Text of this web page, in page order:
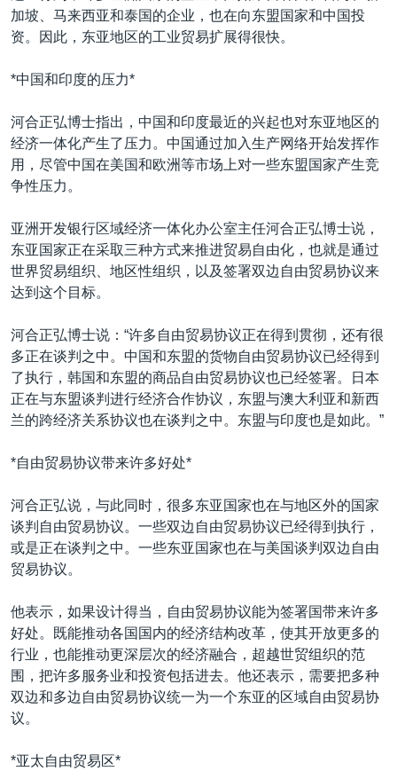
加坡、马来西亚和泰国的企业，也在向东盟国家和中国投
资。因此，东亚地区的工业贸易扩展得很快。
*中国和印度的压力*
河合正弘博士指出，中国和印度最近的兴起也对东亚地区的
经济一体化产生了压力。中国通过加入生产网络开始发挥作
用，尽管中国在美国和欧洲等市场上对一些东盟国家产生竞
争性压力。
亚洲开发银行区域经济一体化办公室主任河合正弘博士说，
东亚国家正在采取三种方式来推进贸易自由化，也就是通过
世界贸易组织、地区性组织，以及签署双边自由贸易协议来
达到这个目标。
河合正弘博士说：“许多自由贸易协议正在得到贯彻，还有很
多正在谈判之中。中国和东盟的货物自由贸易协议已经得到
了执行，韩国和东盟的商品自由贸易协议也已经签署。日本
正在与东盟谈判进行经济合作协议，东盟与澳大利亚和新西
兰的跨经济关系协议也在谈判之中。东盟与印度也是如此。”
*自由贸易协议带来许多好处*
河合正弘说，与此同时，很多东亚国家也在与地区外的国家
谈判自由贸易协议。一些双边自由贸易协议已经得到执行，
或是正在谈判之中。一些东亚国家也在与美国谈判双边自由
贸易协议。
他表示，如果设计得当，自由贸易协议能为签署国带来许多
好处。既能推动各国国内的经济结构改革，使其开放更多的
行业，也能推动更深层次的经济融合，超越世贸组织的范
围，把许多服务业和投资包括进去。他还表示，需要把多种
双边和多边自由贸易协议统一为一个东亚的区域自由贸易协
议。
*亚太自由贸易区*